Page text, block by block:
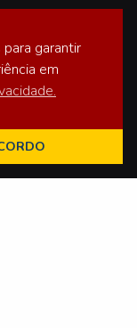
amazônico
garantir
em